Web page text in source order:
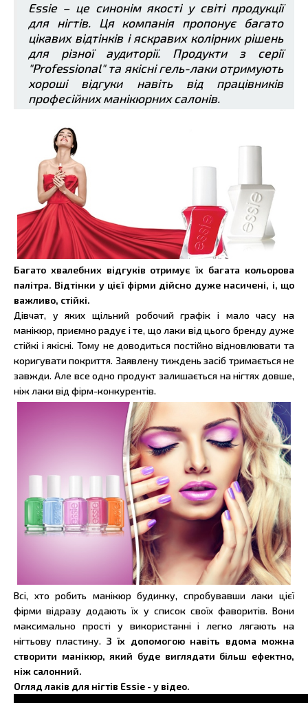
Essie – це синонім якості у світі продукції
для нігтів. Ця компанія пропонує багато
цікавих відтінків і яскравих колірних рішень
для різної аудиторії. Продукти з серії
"Professional" та якісні гель-лаки отримують
хороші відгуки навіть від працівників
професійних манікюрних салонів.
Багато хвалебних відгуків отримує їх багата кольорова
палітра. Відтінки у цієї фірми дійсно дуже насичені, і, що
важливо, стійкі.
Дівчат, у яких щільний робочий графік і мало часу на
манікюр, приємно радує і те, що лаки від цього бренду дуже
стійкі і якісні. Тому не доводиться постійно відновлювати та
коригувати покриття. Заявлену тиждень засіб тримається не
завжди. Але все одно продукт залишається на нігтях довше,
ніж лаки від фірм-конкурентів.
Всі, хто робить манікюр будинку, спробувавши лаки цієї
фірми відразу додають їх у список своїх фаворитів. Вони
максимально прості у використанні і легко лягають на
нігтьову пластину. З їх допомогою навіть вдома можна
створити манікюр, який буде виглядати більш ефектно,
ніж салонний.
Огляд лаків для нігтів Essie - у відео.